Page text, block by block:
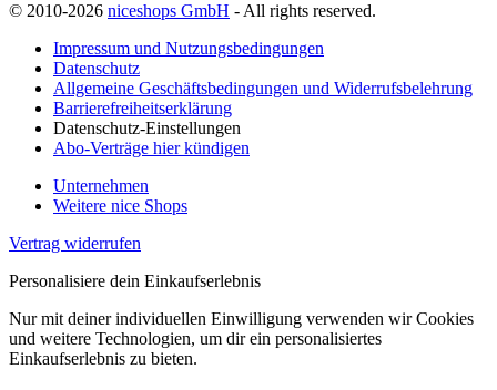
© 2010-2026 niceshops GmbH - All rights reserved.
Impressum und Nutzungsbedingungen
Datenschutz
Allgemeine Geschäftsbedingungen und Widerrufsbelehrung
Barrierefreiheitserklärung
Datenschutz-Einstellungen
Abo-Verträge hier kündigen
Unternehmen
Weitere nice Shops
Vertrag widerrufen
Personalisiere dein Einkaufserlebnis
Nur mit deiner individuellen Einwilligung verwenden wir Cookies
und weitere Technologien, um dir ein personalisiertes
Einkaufserlebnis zu bieten.